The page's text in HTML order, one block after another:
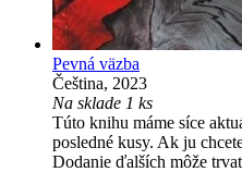
Pevná väzba
Čeština, 2023
Na sklade 1 ks
Túto knihu máme síce
posledné kusy. Ak ju
Dodanie ďalších môže